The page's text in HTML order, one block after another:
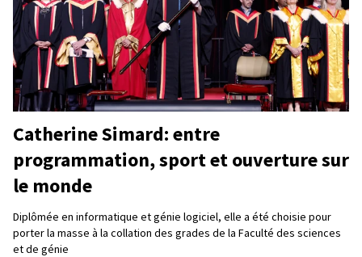
Catherine Simard: entre
programmation, sport et ouverture sur
le monde
Diplômée en informatique et génie logiciel, elle a été choisie pour
porter la masse à la collation des grades de la Faculté des sciences
et de génie